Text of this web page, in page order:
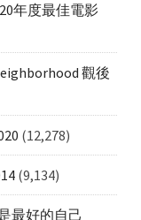
年度最佳電影
觀後
(12,278)
(9,134)
最好的自己